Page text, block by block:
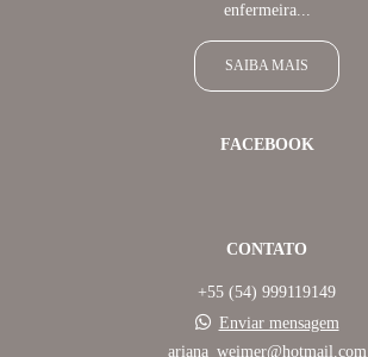
enfermeira...
SAIBA MAIS
FACEBOOK
CONTATO
+55 (54) 999119149
Enviar mensagem
ariana_weimer@hotmail.com